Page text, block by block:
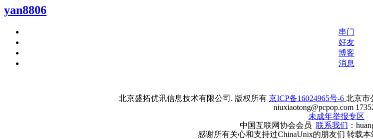
yan8806
串门
好友
博客
消息
北京盛拓优讯信息技术有限公司. 版权所有 京ICP备16024965号-6 北京市
niuxiaotong@pcpop.com
未成年举报专区
中国互联网协会会员 联系我们 ：
感谢所有关心和支持过ChinaUnix的朋友们 转载